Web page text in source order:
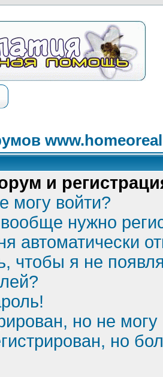
и
могу войти?
нужно
автоматически
чтобы я не
но не могу
но